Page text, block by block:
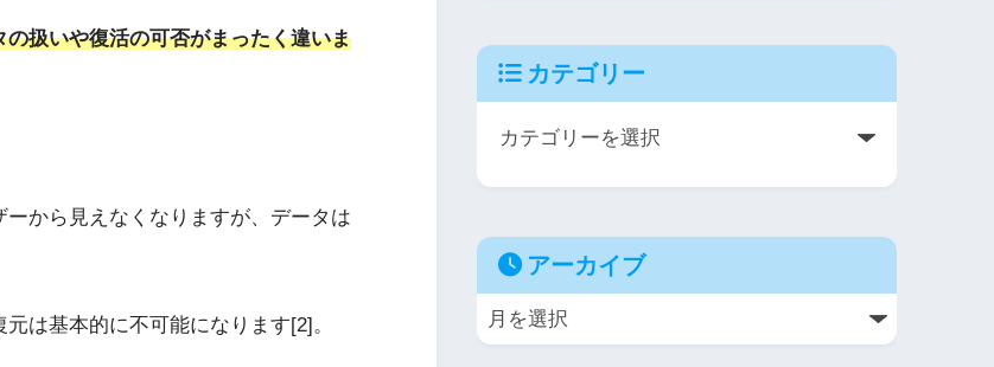
扱いや復活の可否がまったく違いま
から見えなくなりますが、データは
は基本的に不可能になります[2]。
カテゴリー
アーカイブ